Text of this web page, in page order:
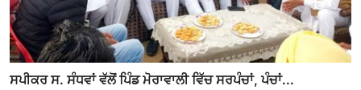
ਸਪੀਕਰ ਸ. ਸੰਧਵਾਂ ਵੱਲੋਂ ਪਿੰਡ ਮੋਰਾਵਾਲੀ ਵਿੱਚ ਸਰਪੰਚਾਂ, ਪੰਚਾਂ...